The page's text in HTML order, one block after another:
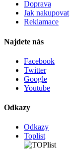
Doprava
Jak nakupovat
Reklamace
Najdete nás
Facebook
Twitter
Google
Youtube
Odkazy
Odkazy
Toplist